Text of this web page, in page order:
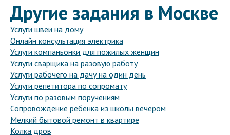
Другие задания в Москве
Услуги швеи на дому
Онлайн консультация электрика
Услуги компаньонки для пожилых женщин
Услуги сварщика на разовую работу
Услуги рабочего на дачу на один день
Услуги репетитора по сопромату
Услуги по разовым поручениям
Сопровождение ребёнка из школы вечером
Мелкий бытовой ремонт в квартире
Колка дров